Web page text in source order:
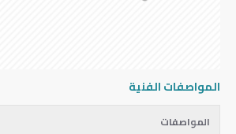
المواصفات الفنية
المواصفات